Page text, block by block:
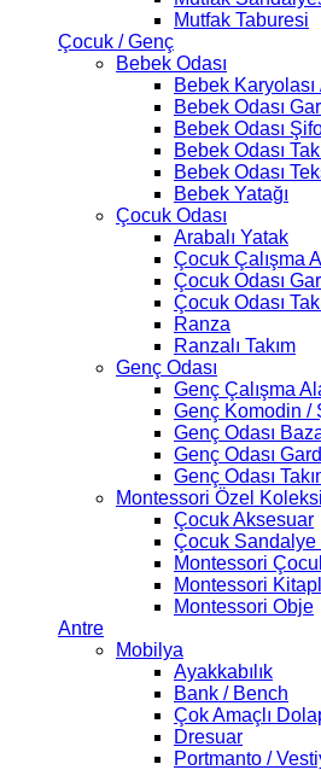
Mutfak Taburesi
Çocuk / Genç
Bebek Odası
Bebek
Bebek Odası
Bebek Odası
Bebek Odası
Bebek Odası
Bebek Yatağı
Çocuk Odası
Arabalı Yatak
Çocuk Çalışma
Çocuk Odası
Çocuk Odası
Ranza
Ranzalı Takım
Genç Odası
Genç Çalışma
Genç Komodin /
Genç Odası
Genç Odası
Genç Odası
Montessori Özel
Çocuk Aksesuar
Çocuk Sandalye
Montessori
Montessori
Montessori Obje
Antre
Mobilya
Ayakkabılık
Bank / Bench
Çok Amaçlı
Dresuar
Portmanto /